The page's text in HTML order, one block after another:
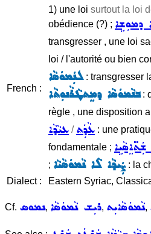
French :
1) une loi surtout la loi
obédience (?) ; ܕܡܘܼܫܹܐ
transgresser , une loi
loi / l'autorité ou bien
ܠܢܲܡܘܿܣܵܐ: transgresser
ܒܢܵܡܘܿܣܵܐ ܕܡܸܬܛܵܪܵܢܘܼܬܵܐ:
règle , une disposition
ܥܝܵܕܵܐ /ܥܵܕܲܬ : une
fondamentale ;
; ܨܲܝܕܵܐ ܠܵܐ ܢܵܡܘܿܣܵܝܵܐ : la
Dialect :
Eastern Syriac,
Cf. ܢܡܘܣ, ܪܝܼܫ ܢܵܡܘܿܣܵܐ, ܢܵܡܘܿܣܵܐܝܼܬ,